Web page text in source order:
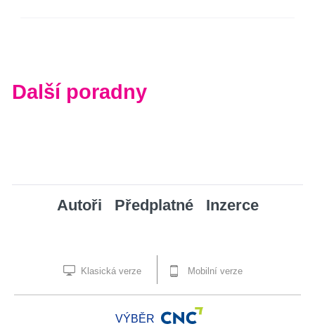
Další poradny
Autoři Předplatné Inzerce
Klasická verze Mobilní verze
VÝBĚR